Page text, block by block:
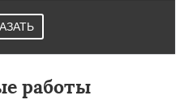
работы